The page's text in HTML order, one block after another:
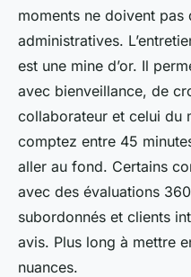
moments ne doivent
administratives.
est une mine d’or. Il
avec bienveillance, de
collaborateur et celui du
comptez entre 45
aller au fond. Certains
avec des évaluations
subordonnés et clients
avis. Plus long à mettre
nuances.